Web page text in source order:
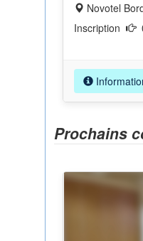
Novotel
Prochains